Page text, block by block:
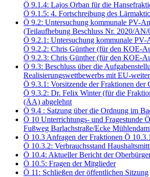
Ö 9.1.4: Lajos Orban für die
Ö 9.1.5: 4. Fortschreibung des
Ö 9.2: Untersuchung kommunale PV-
(Teilaufhebung Beschluss Nr. 2020/
Ö 9.2.1: Untersuchung kommunale
Ö 9.2.2: Chris Günther (für den KOE-
Ö 9.2.3: Chris Günther (für den KOE-
Ö 9.3: Beschluss über die
Realisierungswettbewerbs mit EU-
Ö 9.3.1: Vorsitzende der Fraktionen
Ö 9.3.2: Dr. Felix Winter (für die
(ÄA) abgelehnt
Ö 9.4 : Satzung über die Ordnung im
Ö 10 Unterrichtungs- und Fragestunde
Fußweg Barlachstraße/Ecke
Ö 10.3 Anfragen der Fraktionen Ö
Ö 10.3.2: Verbrauchsstand
Ö 10.4: Aktueller Bericht der
Ö 10.5: Fragen der Mitglieder
Ö 11: Schließen der öffentlichen Sitzung